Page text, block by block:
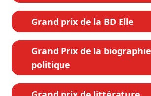
Grand prix de la BD Elle
Grand Prix de la biographie
politique